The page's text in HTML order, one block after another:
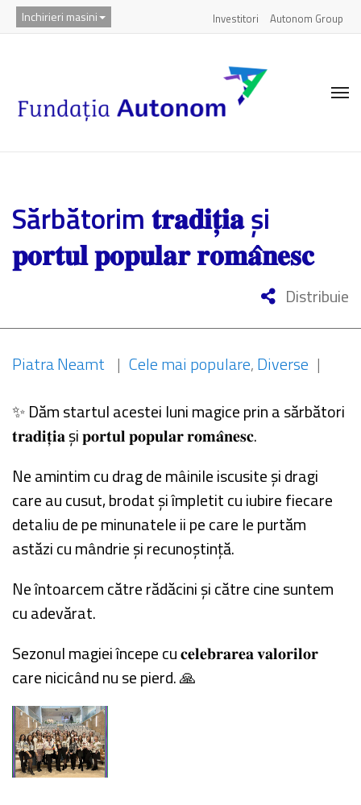
Inchirieri masini Investitori Autonom Group
Sărbătorim 𝐭𝐫𝐚𝐝𝐢𝐭̦𝐢𝐚 și
𝐩𝐨𝐫𝐭𝐮𝐥 𝐩𝐨𝐩𝐮𝐥𝐚𝐫 𝐫𝐨𝐦𝐚̂𝐧𝐞𝐬𝐜
Distribuie
Piatra Neamt | Cele mai populare,Diverse |
✨Dăm startul acestei luni magice prin a sărbători
𝐭𝐫𝐚𝐝𝐢𝐭̦𝐢𝐚 și 𝐩𝐨𝐫𝐭𝐮𝐥 𝐩𝐨𝐩𝐮𝐥𝐚𝐫 𝐫𝐨𝐦𝐚̂𝐧𝐞𝐬𝐜.
Ne amintim cu drag de mâinile iscusite și dragi
care au cusut, brodat și împletit cu iubire fiecare
detaliu de pe minunatele ii pe care le purtăm
astăzi cu mândrie și recunoștință.
Ne întoarcem către rădăcini și către cine suntem
cu adevărat.
Sezonul magiei începe cu 𝐜𝐞𝐥𝐞𝐛𝐫𝐚𝐫𝐞𝐚 𝐯𝐚𝐥𝐨𝐫𝐢𝐥𝐨𝐫
care nicicând nu se pierd.🙏